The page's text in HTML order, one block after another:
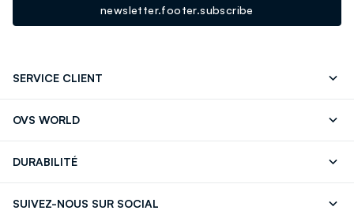
newsletter.footer.subscribe
SERVICE CLIENT
OVS WORLD
DURABILITÉ
SUIVEZ-NOUS SUR SOCIAL